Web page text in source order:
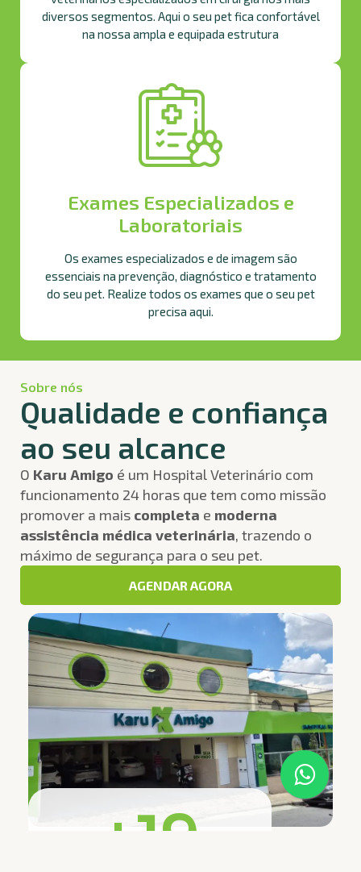
diversos segmentos. Aqui o seu pet fica confortável
na nossa ampla e equipada estrutura
Exames Especializados e
Laboratoriais
Os exames especializados e de imagem são
essenciais na prevenção, diagnóstico e tratamento
do seu pet. Realize todos os exames que o seu pet
precisa aqui.
Sobre nós
Qualidade e confiança
ao seu alcance
O Karu Amigo é um Hospital Veterinário com
funcionamento 24 horas que tem como missão
promover a mais completa e moderna
assistência médica veterinária, trazendo o
máximo de segurança para o seu pet.
AGENDAR AGORA
+ 19